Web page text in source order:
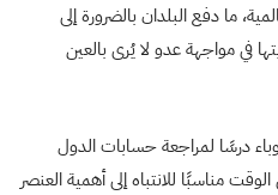
ما دفع البلدان بالضرورة إلى
في مواجهة عدو لا يُرى بالعين
درسًا لمراجعة حسابات الدول
مناسبًا للانتباه إلى أهمية العنصر